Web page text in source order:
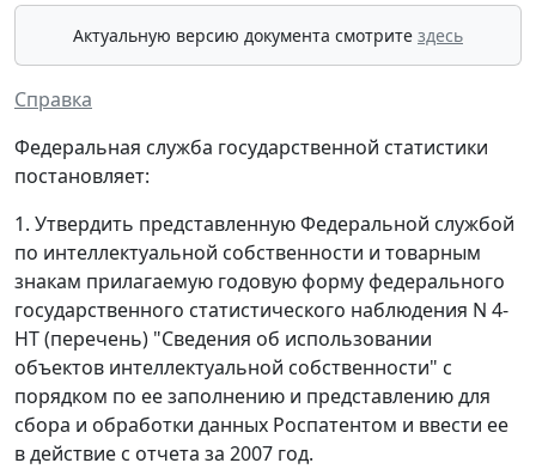
Актуальную версию документа смотрите здесь
Справка
Федеральная служба государственной статистики
постановляет:
1. Утвердить представленную Федеральной службой
по интеллектуальной собственности и товарным
знакам прилагаемую годовую форму федерального
государственного статистического наблюдения N 4-
НТ (перечень) "Сведения об использовании
объектов интеллектуальной собственности" с
порядком по ее заполнению и представлению для
сбора и обработки данных Роспатентом и ввести ее
в действие с отчета за 2007 год.